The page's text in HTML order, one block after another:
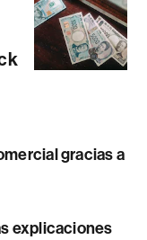
gracias a
explicaciones